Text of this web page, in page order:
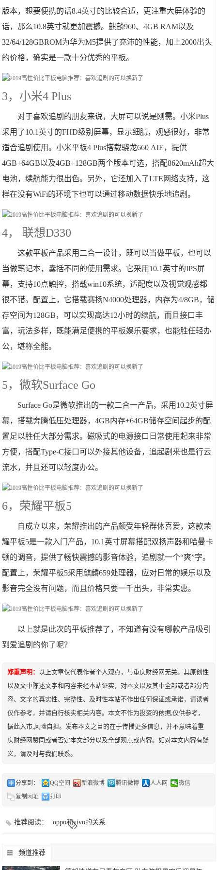
版本，想要便携的话8.4英寸的比较合适，更注重大屏体验的
话，那么10.8英寸就更加震撼。麒麟960、4GB RAM以及
32/64/128GBROM为华为M5提供了充沛的性能，加上2000出头
的价格，确实是一款十分优秀的平板。
3，小米4 Plus
对于喜欢追剧的朋友来说，大屏可以说是刚需。小米Plus
采用了10.1英寸的FHD级别屏幕，显示细腻，观感很好，非常
适合追剧使用。小米平板4 Plus搭载骁龙660 AIE，提供
4GB+64GB以及4GB+128GB两个版本可选，搭配8620mAh超大
电池，续航能力很出色。另外，它还加入了LTE网络支持，这
样在没有WiFi的环境下也可以通过移动数据快乐地追剧。
4， 联想D330
这款平板产品采用二合一设计，既可以当做平板，也可以
当做笔记本，囊括不同的使用需求。它采用10.1英寸的IPS屏
幕，支持10点触控，搭载win10系统，适配度以及视觉观感都
很不错。配置上，它搭载赛扬N4000处理器，内存为4/8GB，储
存空间为128GB，可以实现高达12小时的续航，而且接口丰
富，玩法多样，既能满足便携的平板娱乐要求，也能胜任轻办
公，堪称全能。
5，微软Surface Go
Surface Go是微软推出的一款二合一产品，采用10.2英寸屏
幕，搭载奔腾低压处理器，4GB内存+64GB储存空间起步的配
置足以胜任大部分需求。磁吸式的电源接口日常使用起来非常
方便，搭配Type-C接口可以外接其他设备，追起剧来也是行云
流水，并且还可以轻度办公。
6，荣耀平板5
自成立以来，荣耀推出的产品颇受年轻群体喜爱，这款荣
耀平板5是一款入门产品，10.1英寸屏幕搭配双扬声器和哈曼卡
顿的调音，提供了畅快震撼的影音体验，追剧就一个“爽”字。
配置上，荣耀平板5采用麒麟659处理器，应对日常的娱乐以及
影音完全没有问题，而且价格只要一千出头，非常实惠。
以上就是此次的平板推荐了，不知道有没有哪款产品吸引
到爱追剧的你了呢？
郑重声明： 以上文章仅代表作者个人观点，与重庆财经网无关。其原创性
以及文中陈述文字和内容未经本站证实，对本文以及其中全部或者部分内
容、文字的真实性、完整性、及时性本站不作出任何保证或承诺，请读者
仅作参考，并请自行核实相关内容。本文不作为投资的依据,仅供参考，
据此入市,风险自担。发布本文之目的在于传播更多信息，并不意味着重
庆财经网赞同或者否定本文部分以及全部观点或内容。如对本文内容有疑
义，请及时与我们联系。
分享到： QQ空间 新浪微博 腾讯微博 人人网
微信
复制网址
打印
推荐阅读： oppo和vivo的关系
频道推荐